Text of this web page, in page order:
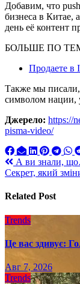
Добавим, что
бизнеса в Китае,
день её контент
БОЛЬШЕ ПО
Продаете в
Также мы писали,
символом нации,
Джерело: https://
pisma-video/
Навигация
по
записям
А ви знали,
Секрет, який
Related Post
Trends
Це вас здивує:
Авг 7, 2026
Trends